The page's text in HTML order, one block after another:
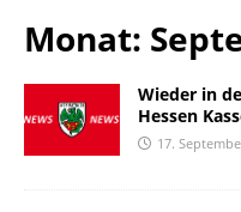
Monat:
Wieder in
Hessen
17.